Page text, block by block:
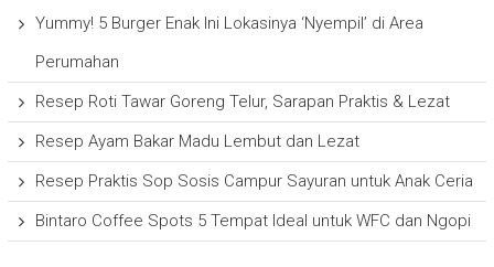
Yummy! 5 Burger Enak Ini Lokasinya ‘Nyempil’ di Area
Perumahan
Resep Roti Tawar Goreng Telur, Sarapan Praktis & Lezat
Resep Ayam Bakar Madu Lembut dan Lezat
Resep Praktis Sop Sosis Campur Sayuran untuk Anak Ceria
Bintaro Coffee Spots 5 Tempat Ideal untuk WFC dan Ngopi